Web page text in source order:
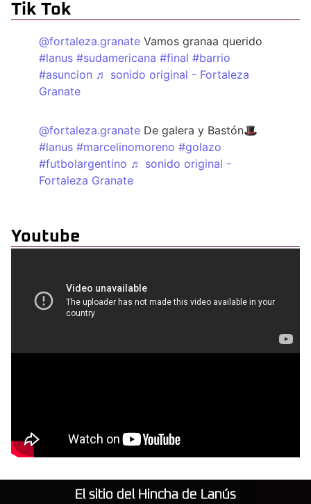
Tik Tok
@fortaleza.granate Vamos granaa querido
#lanus #sudamericana #final #barrio
#asuncion ♬ sonido original - Fortaleza
Granate
@fortaleza.granate De galera y Bastón🎩
#lanus #marcelinomoreno #golazo
#futbolargentino ♬ sonido original -
Fortaleza Granate
Youtube
El sitio del Hincha de Lanús